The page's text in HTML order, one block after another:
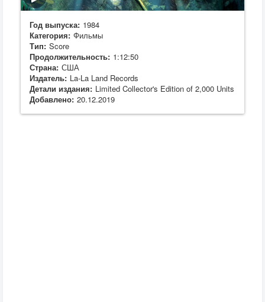
Год выпуска: 1984
Категория: Фильмы
Тип: Score
Продолжительность: 1:12:50
Страна: США
Издатель: La-La Land Records
Детали издания: Limited Collector's Edition of 2,000 Units
Добавлено: 20.12.2019